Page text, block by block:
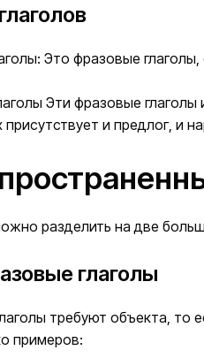
Это фразовые
Эти фразовые глаголы
присутствует и предлог, и
разделить на две
глаголы
требуют объекта, то
примеров: